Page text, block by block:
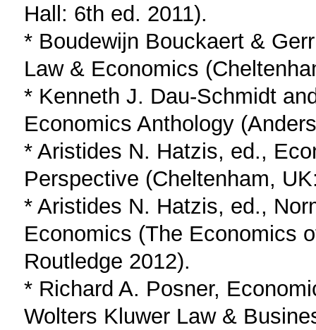
Hall: 6th ed. 2011).
* Boudewijn Bouckaert &
Law & Economics
* Kenneth J. Dau-Schmidt
Economics Anthology
* Aristides N. Hatzis, ed.,
Perspective (Cheltenham,
* Aristides N. Hatzis, ed.,
Economics (The Economics
Routledge 2012).
* Richard A. Posner,
Wolters Kluwer Law &